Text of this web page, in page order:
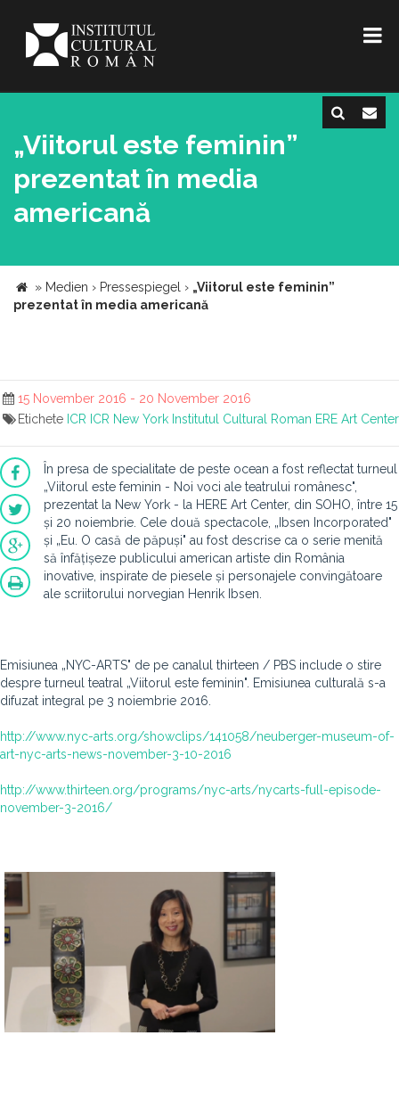
„Viitorul este feminin”
prezentat în media
americană
» Medien › Pressespiegel › „Viitorul este feminin”
prezentat în media americană
15 November 2016 - 20 November 2016
Etichete ICR ICR New York Institutul Cultural Roman ERE Art Center
În presa de specialitate de peste ocean a fost reflectat turneul
„Viitorul este feminin - Noi voci ale teatrului românesc",
prezentat la New York - la HERE Art Center, din SOHO, între 15
și 20 noiembrie. Cele două spectacole, „Ibsen Incorporated"
și „Eu. O casă de păpuși" au fost descrise ca o serie menită
să înfățișeze publicului american artiste din România
inovative, inspirate de piesele și personajele convingătoare
ale scriitorului norvegian Henrik Ibsen.
Emisiunea „NYC-ARTS" de pe canalul thirteen / PBS include o stire
despre turneul teatral „Viitorul este feminin". Emisiunea culturală s-a
difuzat integral pe 3 noiembrie 2016.
http://www.nyc-arts.org/showclips/141058/neuberger-museum-of-
art-nyc-arts-news-november-3-10-2016
http://www.thirteen.org/programs/nyc-arts/nycarts-full-episode-
november-3-2016/